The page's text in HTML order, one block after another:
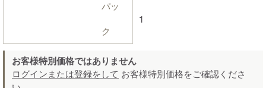
パッ
ク
1
お客様特別価格ではありません
ログインまたは登録をして お客様特別価格をご確認くださ